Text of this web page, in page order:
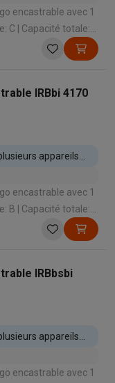
encastrable avec 1
1231 mm |
Dynamique
IRBbi 4170
appareils
encastrable avec 1
1231 mm |
Dynamique
IRBbsbi
appareils
encastrable avec 1